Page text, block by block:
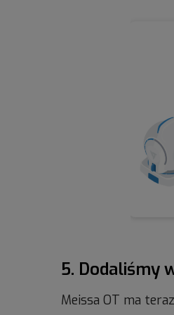
5. Dodaliśmy
Meissa OT ma